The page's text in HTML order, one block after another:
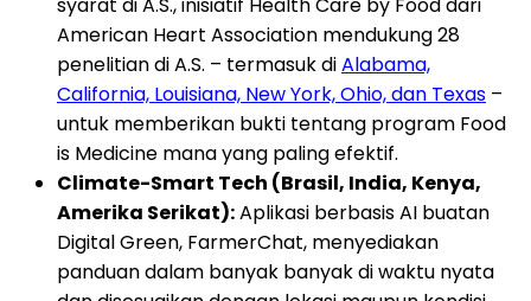
American Heart Association mendukung 28
penelitian di A.S. – termasuk diAlabama,
California, Louisiana, New York, Ohio, dan Texas –
untuk memberikan bukti tentang program Food
is Medicine mana yang paling efektif.
Climate-Smart Tech (Brasil, India, Kenya,
Amerika Serikat):Aplikasi berbasis AI buatan
Digital Green, FarmerChat, menyediakan
panduan dalam banyak banyak di waktu nyata